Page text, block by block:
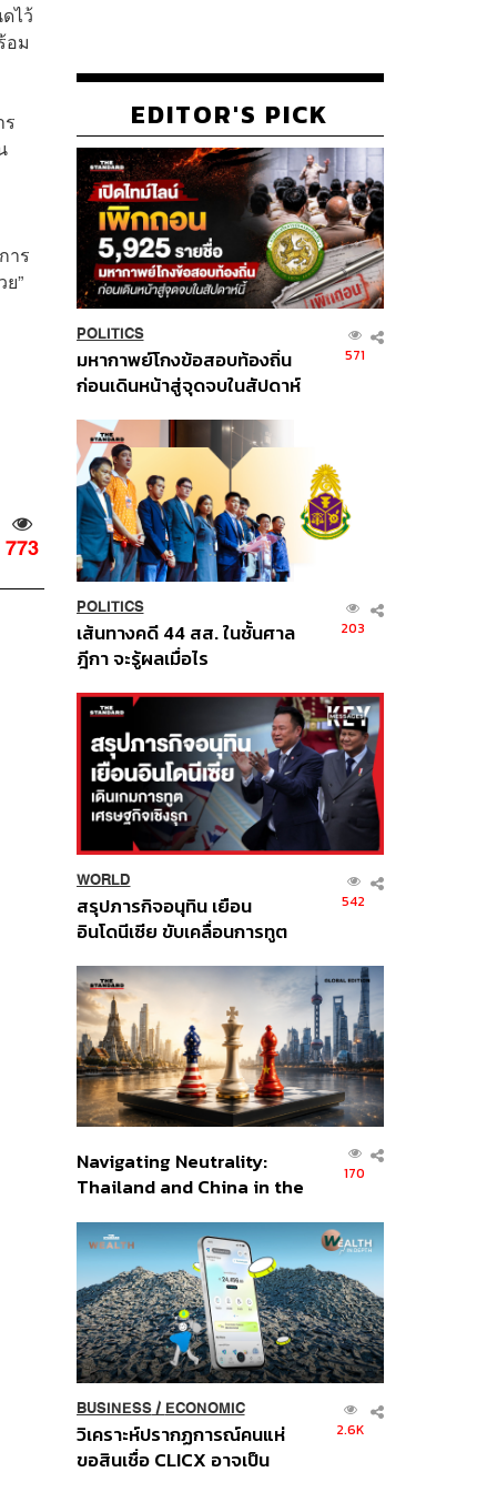
ไว้
อม
าร
”
773
EDITOR'S PICK
POLITICS
มหากาพย์โกงข้อสอบท้องถิ่น
ก่อนเดินหน้าสู่จุดจบในสัปดาห์
571
POLITICS
เส้นทางคดี 44 สส. ในชั้นศาล
ฎีกา จะรู้ผลเมื่อไร
203
WORLD
สรุปภารกิจอนุทิน เยือน
อินโดนีเซีย ขับเคลื่อนการทูต
ส่วนยุทธศาสตร์ไทย –
อินโดนีเซีย
542
Navigating Neutrality:
Thailand and China in the
Order
170
BUSINESS/ ECONOMIC
วิเคราะห์ปรากฏการณ์คนแห่
ขอสินเชื่อ CLICX อาจเป็น
2.6K